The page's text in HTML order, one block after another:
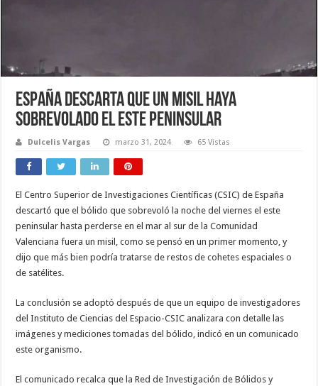
España descarta que un misil haya
sobrevolado el este peninsular
Dulcelis Vargas marzo 31, 2024 65 Vistas
El Centro Superior de Investigaciones Científicas (CSIC) de España
descartó que el bólido que sobrevoló la noche del viernes el este
peninsular hasta perderse en el mar al sur de la Comunidad
Valenciana fuera un misil, como se pensó en un primer momento, y
dijo que más bien podría tratarse de restos de cohetes espaciales o
de satélites.
La conclusión se adoptó después de que un equipo de investigadores
del Instituto de Ciencias del Espacio-CSIC analizara con detalle las
imágenes y mediciones tomadas del bólido, indicó en un comunicado
este organismo.
El comunicado recalca que la Red de Investigación de Bólidos y